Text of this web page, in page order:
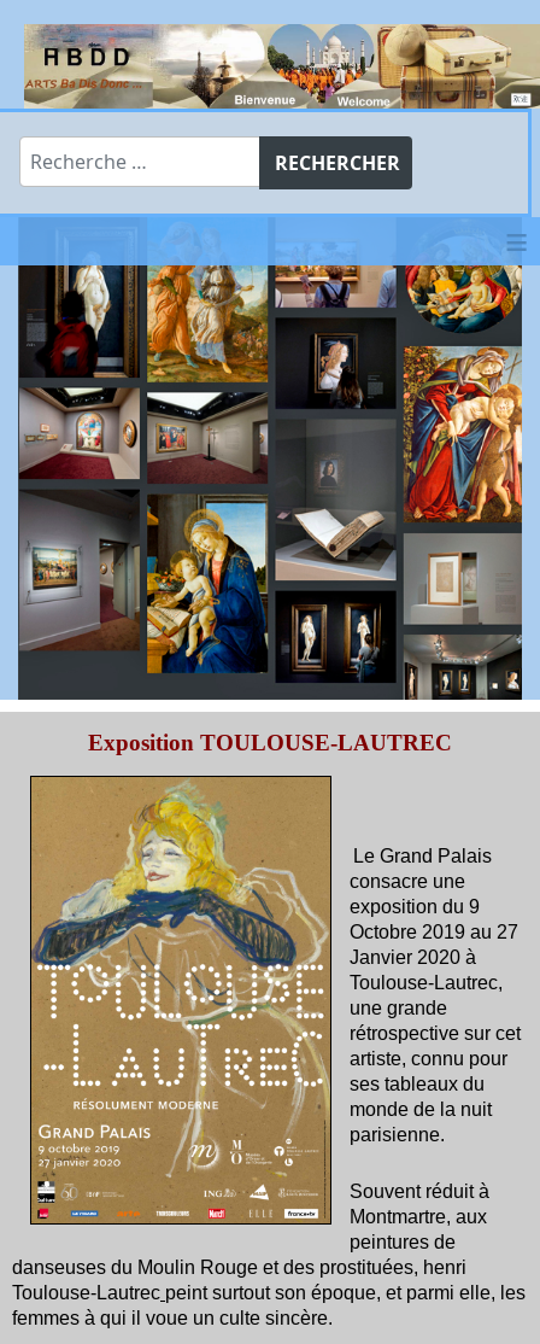
Rechercher
RECHERCHER
≡
Exposition TOULOUSE-LAUTREC
Le Grand Palais
consacre une
exposition du 9
Octobre 2019 au 27
Janvier 2020 à
Toulouse-Lautrec,
une grande
rétrospective sur cet
artiste, connu pour
ses tableaux du
monde de la nuit
parisienne.
Souvent réduit à
Montmartre, aux
peintures de
danseuses du Moulin Rouge et des prostituées, henri
Toulouse-Lautrec peint surtout son époque, et parmi elle, les
femmes à qui il voue un culte sincère.